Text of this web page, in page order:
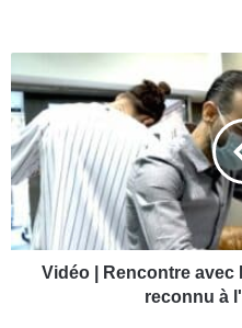
i
d
é
o
|
R
e
n
Vidéo | Rencontre avec
reconnu à